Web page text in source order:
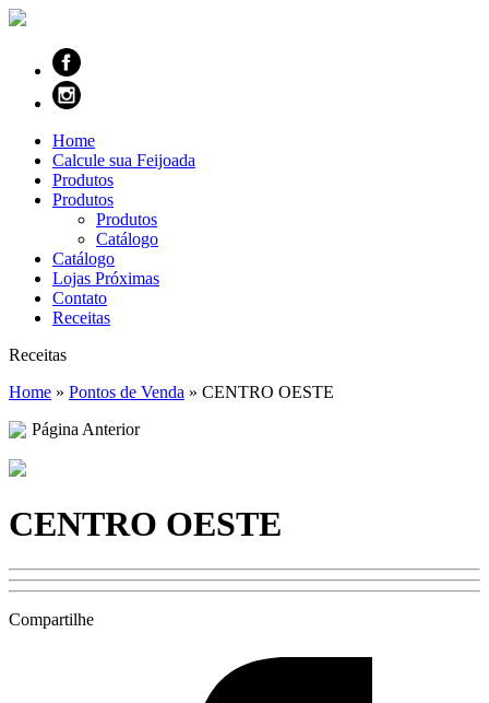
Home
Calcule sua Feijoada
Produtos
Produtos
Produtos
Catálogo
Catálogo
Lojas Próximas
Contato
Receitas
Receitas
Home » Pontos de Venda » CENTRO OESTE
Página Anterior
CENTRO OESTE
Compartilhe